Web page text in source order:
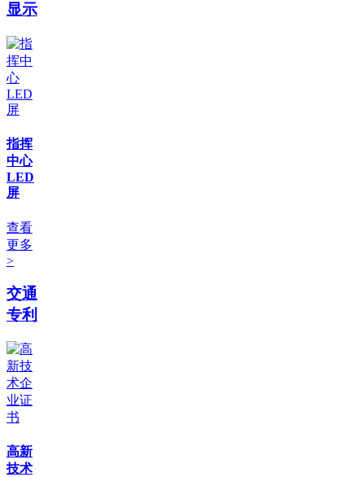
显示
指挥
中心
LED
屏
查看
更多
>
交通
专利
高新
技术